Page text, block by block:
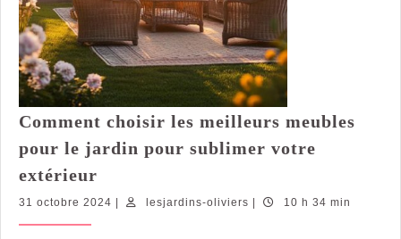
Comment choisir les meilleurs meubles
pour le jardin pour sublimer votre
extérieur
les
31 octobre 2024 31
lesjardins-oliviers lesjardins-10 h 34 min